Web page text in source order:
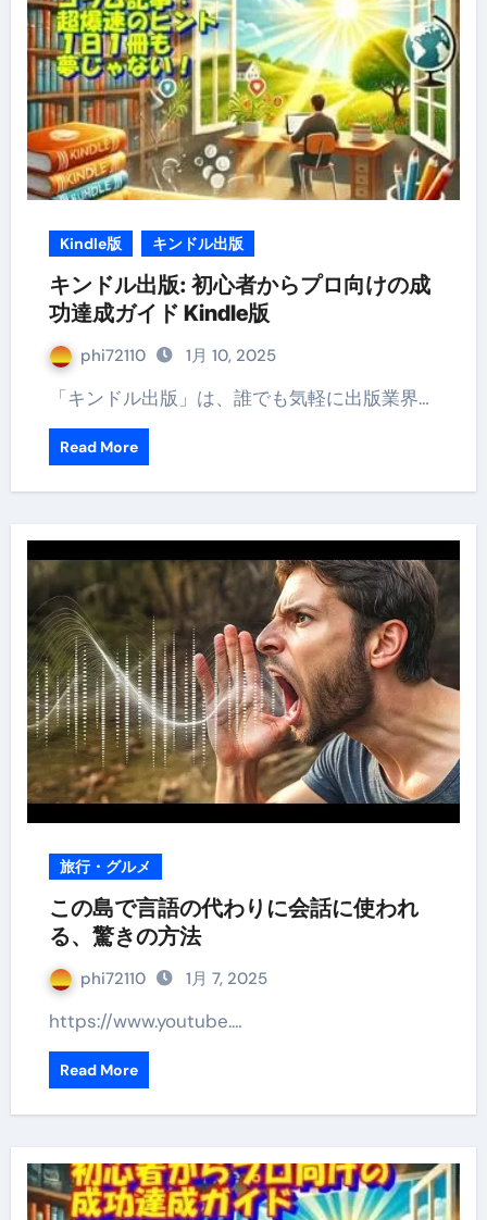
Kindle版 キンドル出版
キンドル出版: 初心者からプロ向けの成
功達成ガイド Kindle版
phi72110 1月 10, 2025
「キンドル出版」は、誰でも気軽に出版業界…
Read More
旅行・グルメ
この島で言語の代わりに会話に使われ
る、驚きの方法
phi72110 1月 7, 2025
https://www.youtube.…
Read More